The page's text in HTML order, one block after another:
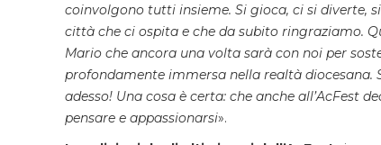
coinvolgono tutti insieme. Si gioca, ci si diverte,
città che ci ospita e che da subito ringraziamo.
Mario che ancora una volta sarà con noi per
profondamente immersa nella realtà diocesana.
adesso! Una cosa è certa: che anche all’AcFest
pensare e appassionarsi».